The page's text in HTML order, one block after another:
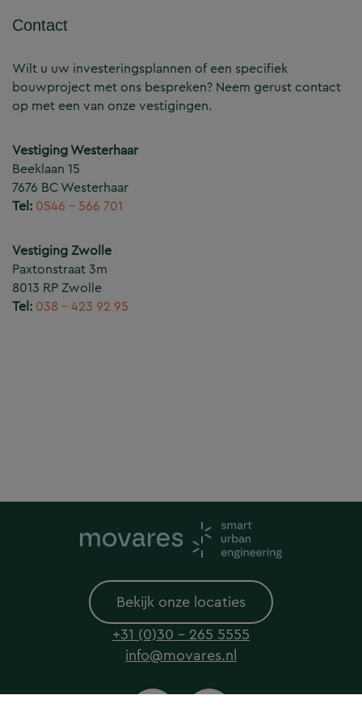
Contact
Wilt u uw investeringsplannen of een specifiek
bouwproject met ons bespreken? Neem gerust contact
op met een van onze vestigingen.
Vestiging Westerhaar
Beeklaan 15
7676 BC Westerhaar
Tel: 0546 – 566 701
Vestiging Zwolle
Paxtonstraat 3m
8013 RP Zwolle
Tel: 038 – 423 92 95
Bekijk onze locaties
+31 (0)30 - 265 5555
info@movares.nl